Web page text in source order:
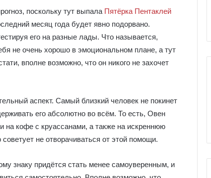
поскольку тут выпала Пятёрка Пентаклей
месяц года будет явно подорвано.
его на разные лады. Что называется,
не очень хорошо в эмоциональном плане, а тут
вполне возможно, что он никого не захочет
аспект. Самый близкий человек не покинет
его абсолютно во всём. То есть, Овен
на кофе с круассанами, а также на искреннюю
не отворачиваться от этой помощи.
знаку придётся стать менее самоуверенным, и
л
о
д
ы
Н
о
л
т
Николетта Чекколи